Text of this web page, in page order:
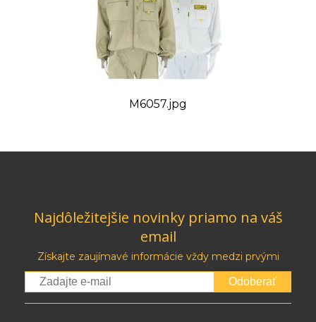
M6057.jpg
Najdôležitejšie novinky priamo na váš
email
Získajte zaujímavé informácie vždy medzi prvými
Odoberať